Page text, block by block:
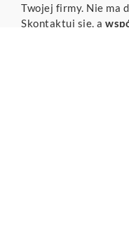
Twojej firmy. Nie ma
Skontaktuj się, a